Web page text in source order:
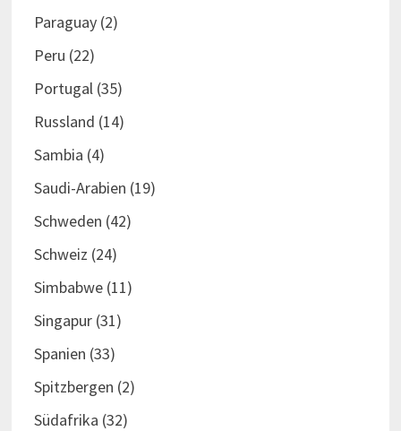
Paraguay(2)
Peru (22)
Portugal(35)
Russland (14)
Sambia (4)
Saudi-Arabien (19)
Schweden (42)
Schweiz (24)
Simbabwe(11)
Singapur(31)
Spanien (33)
Spitzbergen (2)
Südafrika (32)